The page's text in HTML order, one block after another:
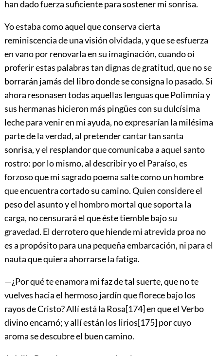
han dado fuerza suficiente para sostener mi sonrisa.
Yo estaba como aquel que conserva cierta
reminiscencia de una visión olvidada, y que se esfuerza
en vano por renovarla en su imaginación, cuando oí
proferir estas palabras tan dignas de gratitud, que no se
borrarán jamás del libro donde se consigna lo pasado. Si
ahora resonasen todas aquellas lenguas que Polimnia y
sus hermanas hicieron más pingües con su dulcísima
leche para venir en mi ayuda, no expresarían la milésima
parte de la verdad, al pretender cantar tan santa
sonrisa, y el resplandor que comunicaba a aquel santo
rostro: por lo mismo, al describir yo el Paraíso, es
forzoso que mi sagrado poema salte como un hombre
que encuentra cortado su camino. Quien considere el
peso del asunto y el hombro mortal que soporta la
carga, no censurará el que éste tiemble bajo su
gravedad. El derrotero que hiende mi atrevida proa no
es a propósito para una pequeña embarcación, ni para el
nauta que quiera ahorrarse la fatiga.
—¿Por qué te enamora mi faz de tal suerte, que no te
vuelves hacia el hermoso jardín que florece bajo los
rayos de Cristo? Allí está la Rosa[174]en que el Verbo
divino encarnó; y allí están los lirios[175]por cuyo
aroma se descubre el buen camino.